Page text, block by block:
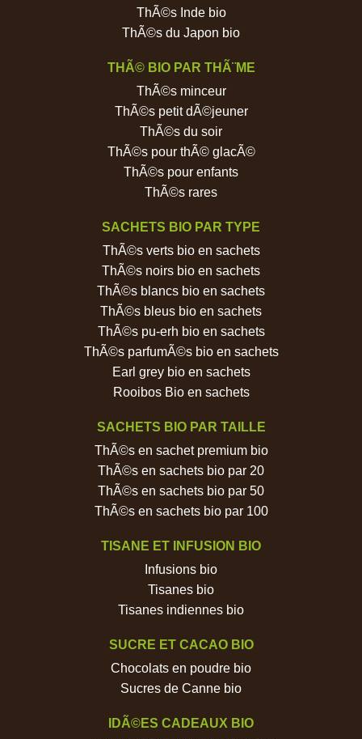
ThÃ©s Inde bio
ThÃ©s du Japon bio
THÃ© BIO PAR THÃ¨ME
ThÃ©s minceur
ThÃ©s petit dÃ©jeuner
ThÃ©s du soir
ThÃ©s pour thÃ© glacÃ©
ThÃ©s pour enfants
ThÃ©s rares
SACHETS BIO PAR TYPE
ThÃ©s verts bio en sachets
ThÃ©s noirs bio en sachets
ThÃ©s blancs bio en sachets
ThÃ©s bleus bio en sachets
ThÃ©s pu-erh bio en sachets
ThÃ©s parfumÃ©s bio en sachets
Earl grey bio en sachets
Rooibos Bio en sachets
SACHETS BIO PAR TAILLE
ThÃ©s en sachet premium bio
ThÃ©s en sachets bio par 20
ThÃ©s en sachets bio par 50
ThÃ©s en sachets bio par 100
TISANE ET INFUSION BIO
Infusions bio
Tisanes bio
Tisanes indiennes bio
SUCRE ET CACAO BIO
Chocolats en poudre bio
Sucres de Canne bio
IDÃ©ES CADEAUX BIO